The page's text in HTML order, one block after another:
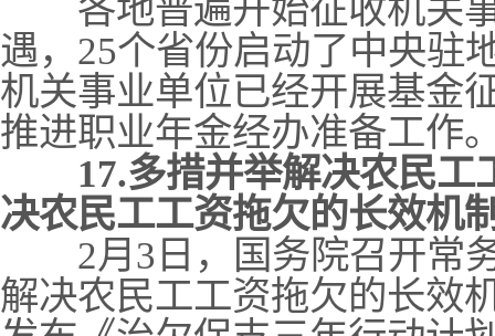
各地普遍开始征收机关事
遇，25个省份启动了中央驻
机关事业单位已经开展基金
推进职业年金经办准备工作
17.多措并举解决农民
决农民工工资拖欠的长效机
2月3日，国务院召开常
解决农民工工资拖欠的长效